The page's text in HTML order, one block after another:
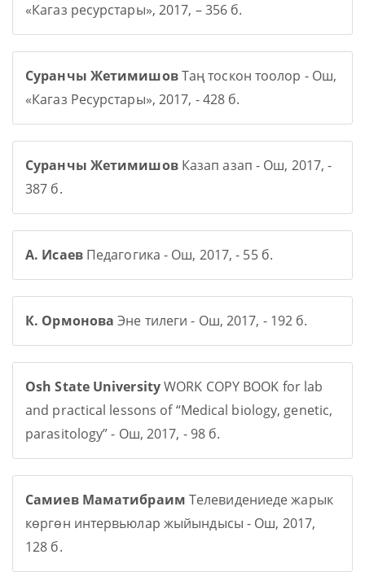
«Кагаз ресурстары», 2017, – 356 б.
Суранчы ЖетимишовТаң тоскон тоолор - Ош,
«Кагаз Ресурстары», 2017, - 428 б.
Суранчы ЖетимишовКазап азап - Ош, 2017, -
387 б.
А. ИсаевПедагогика - Ош, 2017, - 55 б.
К. Ормонова Эне тилеги - Ош, 2017, - 192 б.
Osh State UniversityWORK COPY BOOK for lab
and practical lessons of “Medical biology, genetic,
parasitology” - Ош, 2017, - 98 б.
Самиев Маматибраим Телевидениеде жарык
көргөн интервьюлар жыйындысы - Ош, 2017,
128 б.